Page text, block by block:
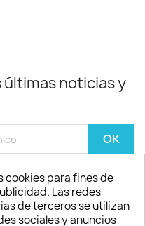
noticias y
cookies para fines de
Las redes
de terceros se utilizan
sociales y anuncios